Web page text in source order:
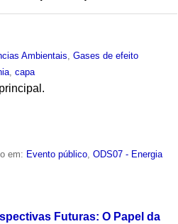
Ambientais ,Gases de efeito
,capa
em: Evento público ,ODS07 - Energia
Futuras: O Papel da